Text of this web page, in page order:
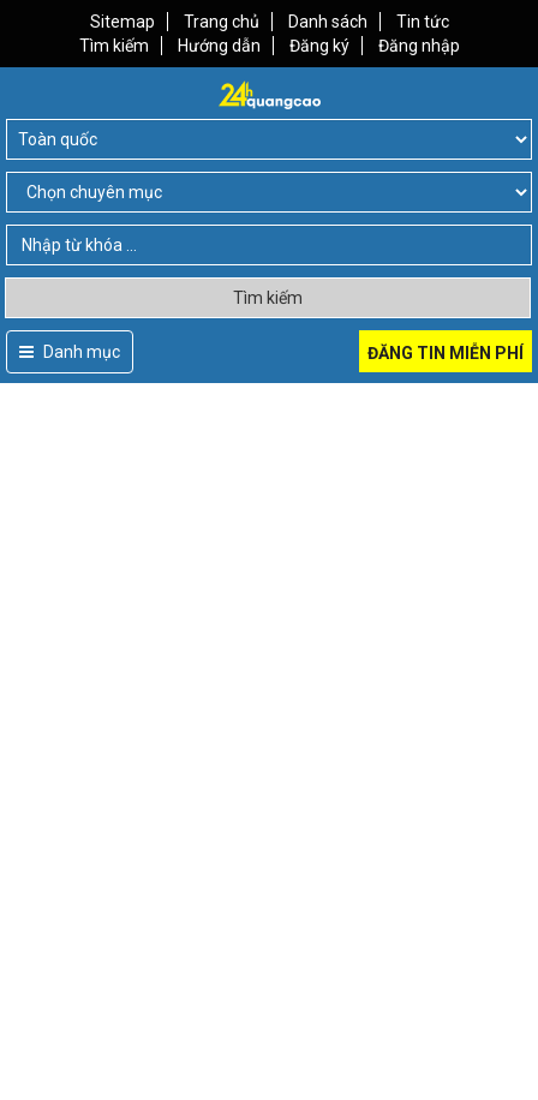
Sitemap Trang chủ Danh sách
Tin tức
Tìm kiếm
Hướng dẫn Đăng ký Đăng nhập
Tìm kiếm
Danh mục ĐĂNG TIN MIỄN PHÍ